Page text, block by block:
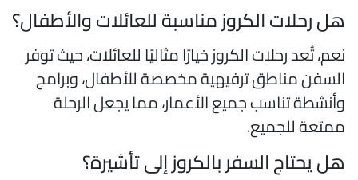
رحلات الكروز مناسبة للعائلات والأطفال؟
تُعد رحلات الكروز خيارًا مثاليًا للعائلات، حيث توفر
مناطق ترفيهية مخصصة للأطفال، وبرامج
تناسب جميع الأعمار، مما يجعل الرحلة
للجميع.
يحتاج السفر بالكروز إلى تأشيرة؟